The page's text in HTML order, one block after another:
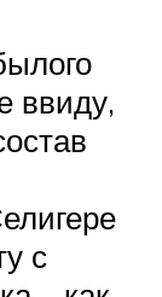
ввиду,
с